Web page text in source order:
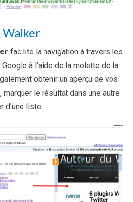
Walker
facilite la navigation à travers les
à l’aide de la molette de la
obtenir un aperçu de vos
le résultat dans une autre
d’une liste.